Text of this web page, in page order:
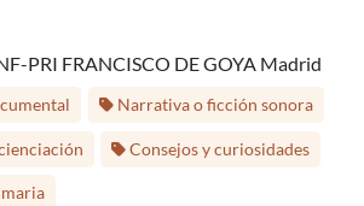
PRI FRANCISCO DE GOYA Madrid
Narrativa o ficción sonora
Consejos y curiosidades